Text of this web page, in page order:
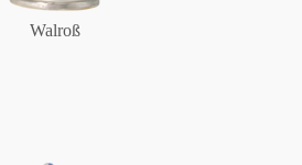
Walroß